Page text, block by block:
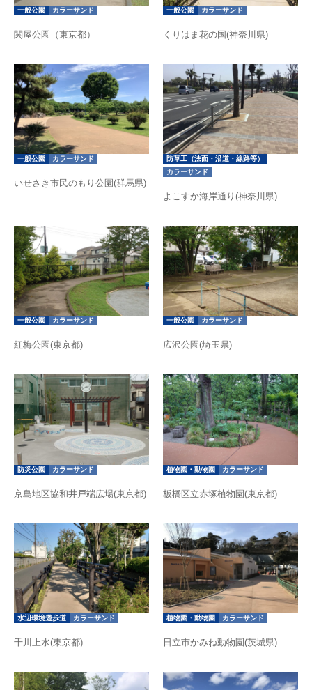
一般公園 カラーサンド
関屋公園（東京都）
一般公園 カラーサンド
くりはま花の国(神奈川県)
一般公園 カラーサンド
いせさき市民のもり公園(群馬県)
防草工（法面・沿道・線路等）
カラーサンド
よこすか海岸通り(神奈川県)
一般公園 カラーサンド
紅梅公園(東京都)
一般公園 カラーサンド
広沢公園(埼玉県)
防災公園 カラーサンド
京島地区協和井戸端広場(東京都)
植物園・動物園 カラーサンド
板橋区立赤塚植物園(東京都)
水辺環境遊歩道 カラーサンド
千川上水(東京都)
植物園・動物園 カラーサンド
日立市かみね動物園(茨城県)